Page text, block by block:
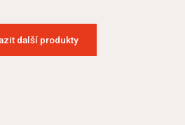
další produkty